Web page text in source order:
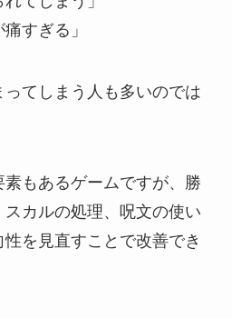
すぎる」
てしまう人も多いのでは
もあるゲームですが、勝
カルの処理、呪文の使い
を見直すことで改善でき